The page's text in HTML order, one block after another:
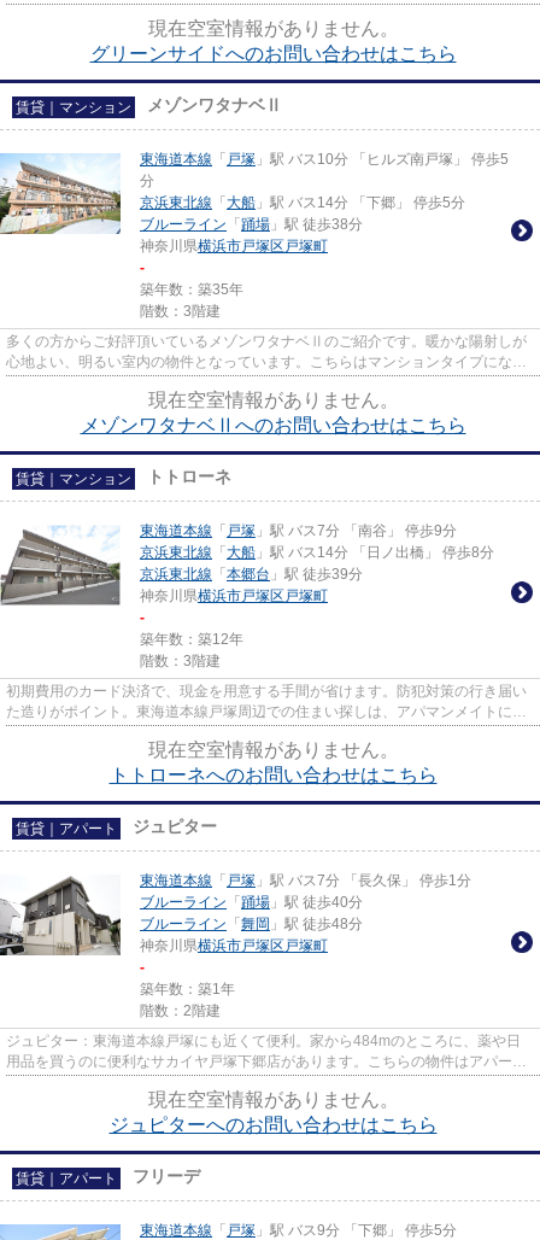
現在空室情報がありません。
グリーンサイドへのお問い合わせはこちら
賃貸｜マンション メゾンワタナベⅡ
東海道本線 「 戸塚 」駅 バス10分 「ヒルズ南戸塚」 停歩5
分
京浜東北線 「 大船 」駅 バス14分 「下郷」 停歩5分
ブルーライン 「 踊場 」駅 徒歩38分
神奈川県横浜市戸塚区 戸塚町
-
築年数：築35年
階数：3階建
多くの方からご好評頂いているメゾンワタナベⅡのご紹介です。暖かな陽射しが
心地よい、明るい室内の物件となっています。こちらはマンションタイプになり
現在空室情報がありません。
メゾンワタナベⅡへのお問い合わせはこちら
賃貸｜マンション トトローネ
東海道本線 「 戸塚 」駅 バス7分 「南谷」 停歩9分
京浜東北線 「 大船 」駅 バス14分 「日ノ出橋」 停歩8分
京浜東北線 「 本郷台 」駅 徒歩39分
神奈川県横浜市戸塚区 戸塚町
-
築年数：築12年
階数：3階建
初期費用のカード決済で、現金を用意する手間が省けます。防犯対策の行き届い
た造りがポイント。東海道本線戸塚周辺での住まい探しは、アパマンメイトにお
現在空室情報がありません。
トトローネへのお問い合わせはこちら
賃貸｜アパート ジュピター
東海道本線 「 戸塚 」駅 バス7分 「長久保」 停歩1分
ブルーライン 「 踊場 」駅 徒歩40分
ブルーライン 「 舞岡 」駅 徒歩48分
神奈川県横浜市戸塚区 戸塚町
-
築年数：築1年
階数：2階建
ジュピター：東海道本線戸塚にも近くて便利。家から484mのところに、薬や日
用品を買うのに便利なサカイヤ戸塚下郷店があります。こちらの物件はアパート
現在空室情報がありません。
ジュピターへのお問い合わせはこちら
賃貸｜アパート フリーデ
東海道本線 「 戸塚 」駅 バス9分 「下郷」 停歩5分